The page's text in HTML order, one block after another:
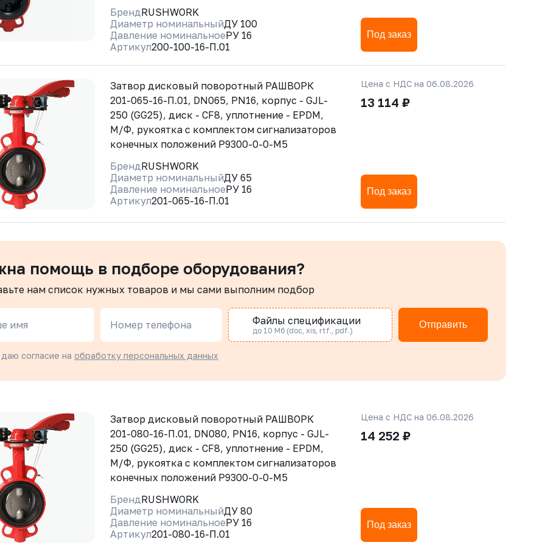
БрендRUSHWORK
Диаметр номинальныйДУ 100
Давление номинальноеРУ 16
Артикул200-100-16-П.01
Под заказ
Затвор дисковый поворотный РАШВОРК
201-065-16-П.01, DN065, PN16, корпус - GJL-
250 (GG25), диск - CF8, уплотнение - EPDM,
М/Ф, рукоятка с комплектом сигнализаторов
конечных положений Р9300-0-0-М5
БрендRUSHWORK
Диаметр номинальныйДУ 65
Давление номинальноеРУ 16
Артикул201-065-16-П.01
Цена с НДС на 06.08.2026
13 114 ₽
Под заказ
помощь в подборе оборудования?
нам список нужных товаров и мы сами выполним подбор
имя Номер телефона Файлы спецификации
до 10 Мб (doc, xis, rtf., pdf.)
Отправить
согласие на обработку персональных данных
Затвор дисковый поворотный РАШВОРК
201-080-16-П.01, DN080, PN16, корпус - GJL-
250 (GG25), диск - CF8, уплотнение - EPDM,
М/Ф, рукоятка с комплектом сигнализаторов
конечных положений Р9300-0-0-М5
БрендRUSHWORK
Диаметр номинальныйДУ 80
Давление номинальноеРУ 16
Артикул201-080-16-П.01
Цена с НДС на 06.08.2026
14 252 ₽
Под заказ